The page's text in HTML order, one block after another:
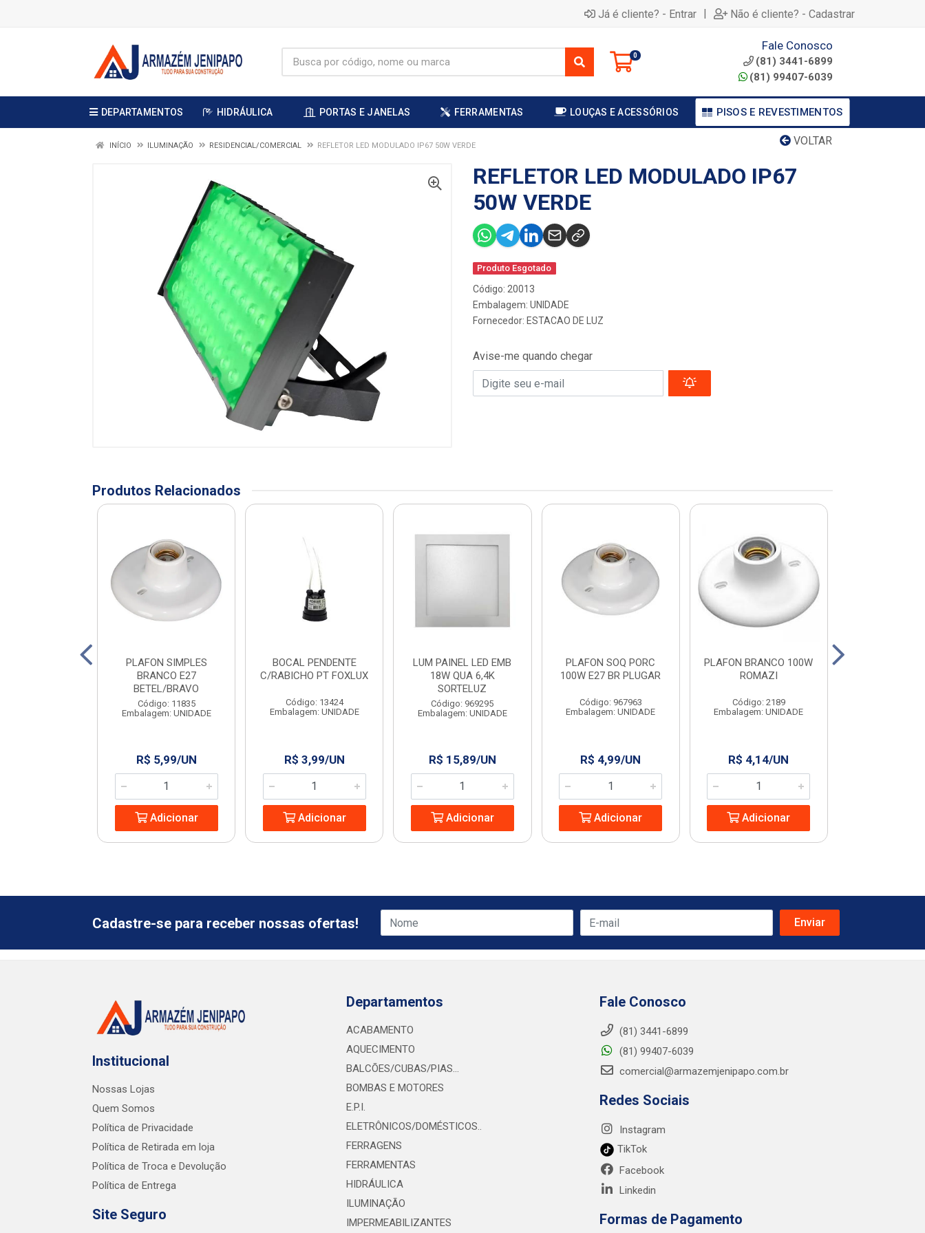
Já é cliente? - Entrar | Não é cliente? - Cadastrar
0
Fale Conosco
(81) 3441-6899
(81) 99407-6039
DEPARTAMENTOS HIDRÁULICA PORTAS E JANELAS FERRAMENTAS LOUÇAS E ACESSÓRIOS PISOS E REVESTIMENTOS
VOLTAR
INÍCIO ILUMINAÇÃO RESIDENCIAL/COMERCIAL REFLETOR LED MODULADO IP67 50W VERDE
REFLETOR LED MODULADO IP67
50W VERDE
Produto Esgotado
Código: 20013
Embalagem: UNIDADE
Fornecedor: ESTACAO DE LUZ
Avise-me quando chegar
Produtos Relacionados
PLAFON SIMPLES
BRANCO E27
BETEL/BRAVO
Código: 11835
Embalagem: UNIDADE
R$ 5,99/UN
Adicionar
BOCAL PENDENTE
C/RABICHO PT FOXLUX
Código: 13424
Embalagem: UNIDADE
R$ 3,99/UN
Adicionar
LUM PAINEL LED EMB
18W QUA 6,4K
SORTELUZ
Código: 969295
Embalagem: UNIDADE
R$ 15,89/UN
Adicionar
PLAFON SOQ PORC
100W E27 BR PLUGAR
Código: 967963
Embalagem: UNIDADE
R$ 4,99/UN
Adicionar
PLAFON BRANCO 100W
ROMAZI
Código: 2189
Embalagem: UNIDADE
R$ 4,14/UN
Adicionar
Cadastre-se para receber nossas ofertas!
Institucional
Nossas Lojas
Quem Somos
Política de Privacidade
Política de Retirada em loja
Política de Troca e Devolução
Política de Entrega
Site Seguro
Departamentos
ACABAMENTO
AQUECIMENTO
BALCÕES/CUBAS/PIAS...
BOMBAS E MOTORES
E.P.I.
ELETRÔNICOS/DOMÉSTICOS..
FERRAGENS
FERRAMENTAS
HIDRÁULICA
ILUMINAÇÃO
IMPERMEABILIZANTES
Fale Conosco
(81) 3441-6899
(81) 99407-6039
comercial@armazemjenipapo.com.br
Redes Sociais
Instagram
TikTok
Facebook
Linkedin
Formas de Pagamento